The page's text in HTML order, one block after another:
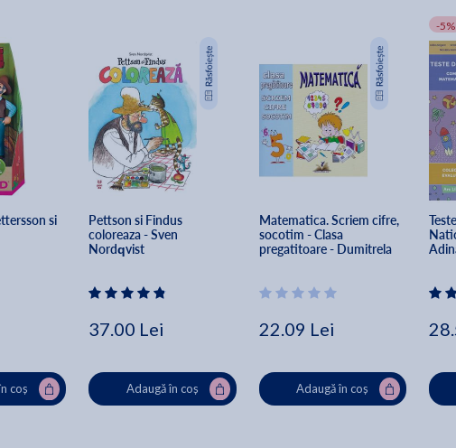
si
coș
Pettson si Findus
coloreaza - Sven
Nordqvist
37.00 Lei
Adaugă în coș
Matematica. Scriem cifre,
socotim - Clasa
pregatitoare - Dumitrela
22.09 Lei
Adaugă în coș
-5%